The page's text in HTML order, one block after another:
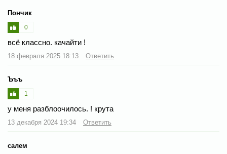
Пончик
0
всё классно. качайти !
18 февраля 2025 18:13 Ответить
Ъъъ
1
у меня разблоочилось. ! крута
13 декабря 2024 19:34 Ответить
салем